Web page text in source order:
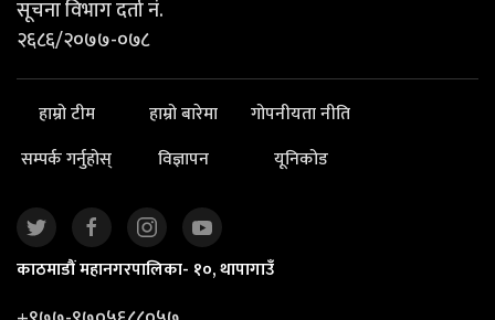
सूचना विभाग दर्ता नं.
२६८६/२०७७-०७८
हाम्रो टीम हाम्रो बारेमा
गोपनीयता नीति
सम्पर्क गर्नुहोस्
विज्ञापन यूनिकोड
काठमाडौं महानगरपालिका- १०, थापागाउँ